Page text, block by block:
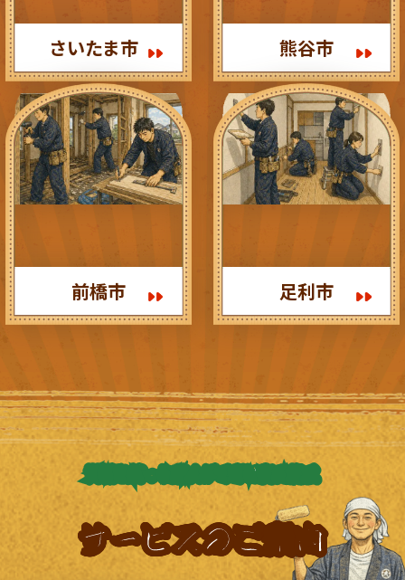
さいたま市 熊谷市
前橋市 足利市
資格を持った職人が丁寧に安心施工
サービスのご案内